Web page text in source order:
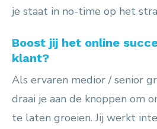
je staat in no-time op het
Boost jij het online
klant?
Als ervaren medior / senior
draai je aan de knoppen om
te laten groeien. Jij werkt